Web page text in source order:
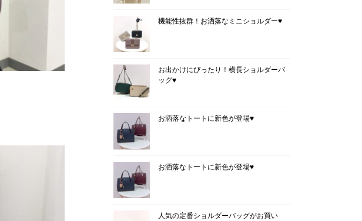
機能性抜群！お洒落なミニショルダー♥
お出かけにぴったり！横長ショルダーバ
ッグ♥
お洒落なトートに新色が登場♥
お洒落なトートに新色が登場♥
人気の定番ショルダーバッグがお買い